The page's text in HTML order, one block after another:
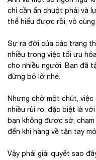
chỉ cần ấn chuột phải và
thể hiểu được rồi, vô
Sự ra đời của các trang
nhiều trong việc tối ưu
cho nhiều người. Bạn đã
đừng bỏ lỡ nhé.
Nhưng chờ một chút, việc
nhiều rủi ro, đặc biệt là
bạn không được sờ,
đến khi hàng về tận tay
Vậy phải giải quyết sao